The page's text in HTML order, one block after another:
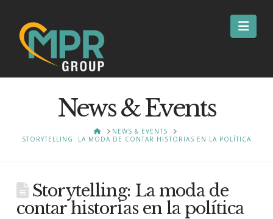
News & Events
HOMENEWS & EVENTS
STORYTELLING: LA MODA DE CONTAR HISTORIAS EN LA POLÍTICA
Storytelling: La moda de
contar historias en la política